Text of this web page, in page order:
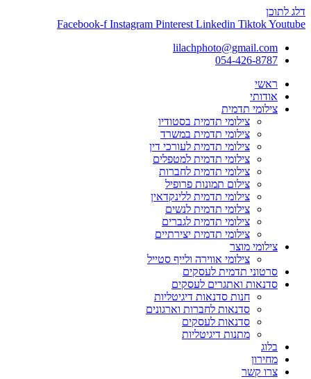
דלג לתוכן
Facebook-f Instagram Pinterest Linkedin TiktokYoutube
lilachphoto@gmail.com
054-426-8787
ראשי
אודותי
צילומי תדמית
צילומי תדמית בסטודיו
צילומי תדמית במשרד
צילומי תדמית לעורכי דין
צילומי תדמית למטפלים
צילומי תדמית לחברות
צילום תמונות פרופיל
צילומי תדמית ללינקדאין
צילומי תדמית לנשים
צילומי תדמית לגברים
צילומי תדמית יצירתיים
צילומי מוצר
צילומי אווירה ולייף סטייל
סרטוני תדמית לעסקים
סדנאות ואתגרים לעסקים
חנות סדנאות דיגיטליות
סדנאות לחברות וארגונים
סדנאות לעסקים
מתנות דיגיטליות
בלוג
מחירון
צרו קשר